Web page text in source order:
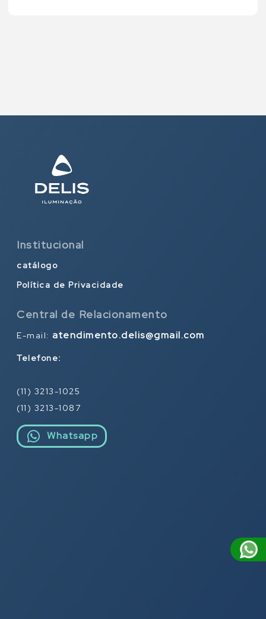
Institucional
catálogo
Política de Privacidade
Central de Relacionamento
E-mail: atendimento.delis@gmail.com
Telefone:
(11) 3213-1025
(11) 3213-1087
Whatsapp